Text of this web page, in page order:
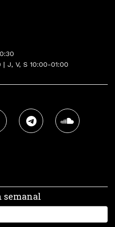
J, V, S 10:00-01:00
semanal